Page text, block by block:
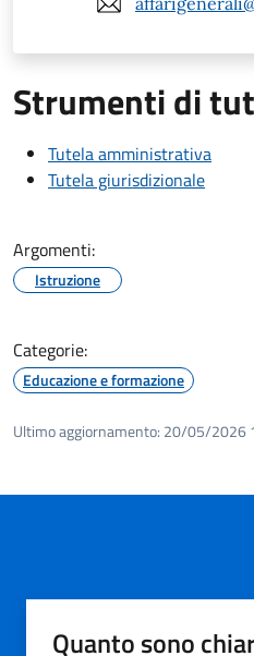
Strumenti di
Tutela amministrativa
Tutela giurisdizionale
Argomenti:
Istruzione
Categorie:
Educazione e formazione
Ultimo aggiornamento: 20/05/2026
Quanto sono